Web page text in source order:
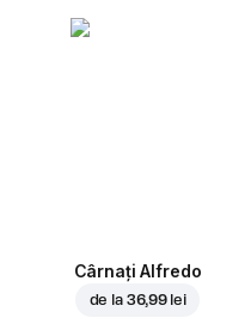
Cârnați Alfredo
de la 36,99 lei